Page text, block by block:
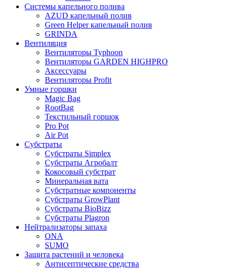
Системы капельного полива
AZUD капельный полив
Green Helper капельный полив
GRINDA
Вентиляция
Вентиляторы Typhoon
Вентиляторы GARDEN HIGHPRO
Аксессуары
Вентиляторы Profit
Умные горшки
Magic Bag
RootBag
Текстильный горшок
Pro Pot
Air Pot
Субстраты
Субстраты Simplex
Субстраты Агробалт
Кокосовый субстрат
Минеральная вата
Субстратные компоненты
Субстраты GrowPlant
Субстраты BioBizz
Субстраты Plagron
Нейтрализаторы запаха
ONA
SUMO
Защита растений и человека
Антисептические средства